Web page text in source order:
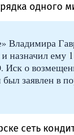
одного
Владимира
ему
о
заявлен в
сеть